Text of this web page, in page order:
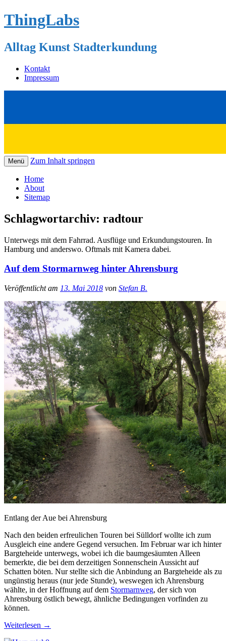
ThingLabs
Alltag Kunst Stadterkundung
Kontakt
Impressum
Menü Zum Inhalt springen
Home
About
Sitemap
Schlagwortarchiv: radtour
Unterwegs mit dem Fahrrad. Ausflüge und Erkundungstouren. In
Hamburg und anderswo. Oftmals mit Kamera dabei.
Auf dem Stormarnweg hinter Ahrensburg
Veröffentlicht am 13. Mai 2018 von Stefan B.
Entlang der Aue bei Ahrensburg
Nach den beiden erfreulichen Touren bei Sülldorf wollte ich zum
Ausgleich eine andere Gegend versuchen. Im Februar war ich hinter
Bargteheide unterwegs, wobei ich die baumgesäumten Alleen
bemerkte, die bei dem derzeitigen Sonnenschein Aussicht auf
Schatten böten. Nur stellte sich die Anbindung an Bargteheide als zu
ungünstig heraus (nur jede Stunde), weswegen ich Ahrensburg
wählte, in der Hoffnung auf dem Stormarnweg, der sich von
Ahrensburg östlich bewegt, ähnliche Bedingungen vorfinden zu
können.
Weiterlesen →